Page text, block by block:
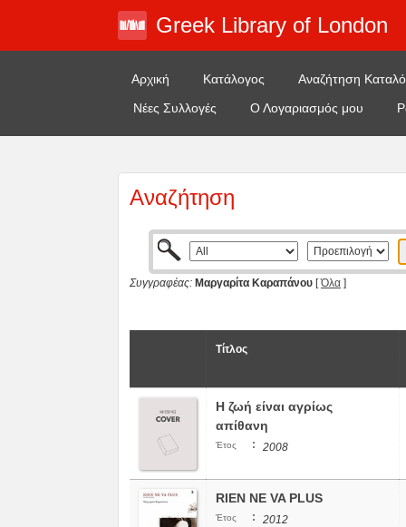
Greek Library of London
Αρχική Κατάλογος
Αναζήτηση
Νέες Συλλογές
Ο Λογαριασμός μου
Αναζήτηση
Συγγραφέας: Μαργαρίτα Καραπάνου [Όλα ]
Τίτλος
Η ζωή είναι αγρίως
απίθανη
Έτος : 2008
RIEN NE VA PLUS
Έτος : 2012